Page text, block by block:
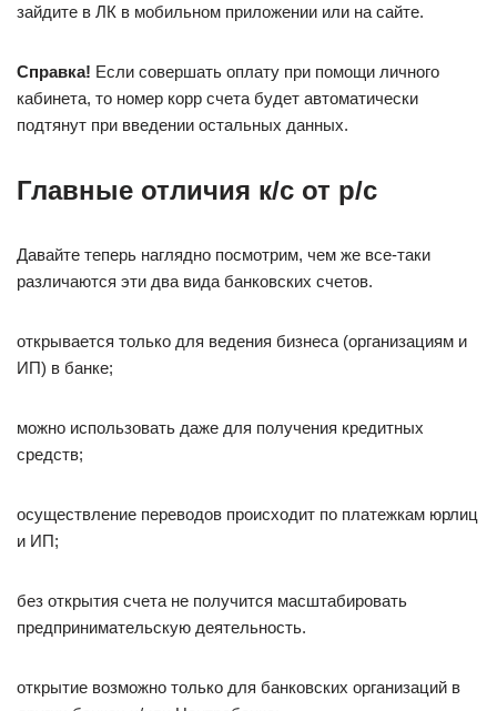
зайдите в ЛК в мобильном приложении или на сайте.
Справка! Если совершать оплату при помощи личного
кабинета, то номер корр счета будет автоматически
подтянут при введении остальных данных.
Главные отличия к/с от р/с
Давайте теперь наглядно посмотрим, чем же все-таки
различаются эти два вида банковских счетов.
открывается только для ведения бизнеса (организациям и
ИП) в банке;
можно использовать даже для получения кредитных
средств;
осуществление переводов происходит по платежкам юрлиц
и ИП;
без открытия счета не получится масштабировать
предпринимательскую деятельность.
открытие возможно только для банковских организаций в